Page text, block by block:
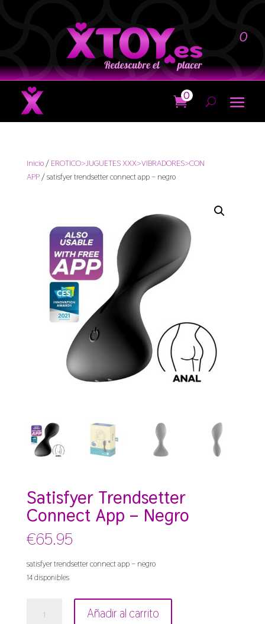
0
0
Inicio/ EROTICO>JUGUETES XXX>VIBRADORES>CON
APP/ satisfyer trendsetter connect app – negro
Satisfyer Trendsetter
Connect App – Negro
€65.95
satisfyer trendsetter connect app – negro
14 disponibles
trendsetter
Añadir al carrito